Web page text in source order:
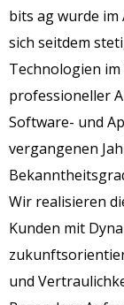
bits ag wurde
sich seitdem
Technologien
professioneller
Software- und
vergangenen
Wir realisieren
Kunden mit
und